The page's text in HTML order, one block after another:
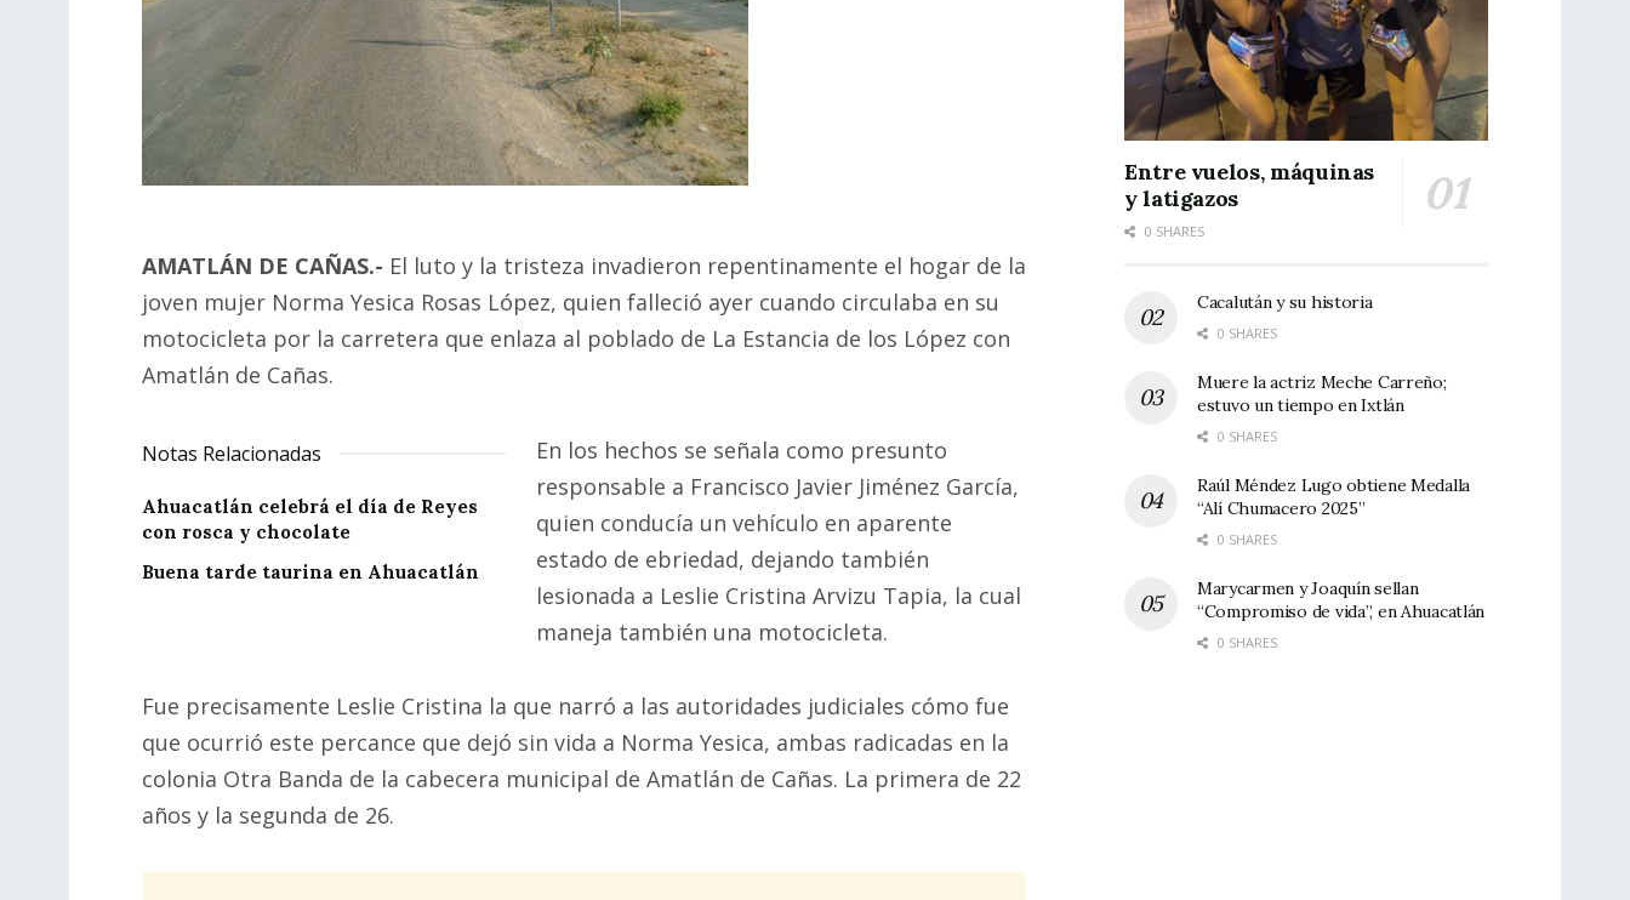
AMATLÁN DE CAÑAS.- El luto y la tristeza invadieron repentinamente el hogar de la
joven mujer Norma Yesica Rosas López, quien falleció ayer cuando circulaba en su
motocicleta por la carretera que enlaza al poblado de La Estancia de los López con
Amatlán de Cañas.
Notas Relacionadas
Ahuacatlán celebrá el día de Reyes
con rosca y chocolate
Buena tarde taurina en Ahuacatlán
En los hechos se señala como presunto
responsable a Francisco Javier Jiménez García,
quien conducía un vehículo en aparente
estado de ebriedad, dejando también
lesionada a Leslie Cristina Arvizu Tapia, la cual
maneja también una motocicleta.
Fue precisamente Leslie Cristina la que narró a las autoridades judiciales cómo fue
que ocurrió este percance que dejó sin vida a Norma Yesica, ambas radicadas en la
colonia Otra Banda de la cabecera municipal de Amatlán de Cañas. La primera de 22
años y la segunda de 26.
Entre vuelos, máquinas
y latigazos
0 SHARES
Cacalután y su historia
0 SHARES
Muere la actriz Meche Carreño;
estuvo un tiempo en Ixtlán
0 SHARES
Raúl Méndez Lugo obtiene Medalla
“Alí Chumacero 2025”
0 SHARES
Marycarmen y Joaquín sellan
“Compromiso de vida”, en Ahuacatlán
0 SHARES